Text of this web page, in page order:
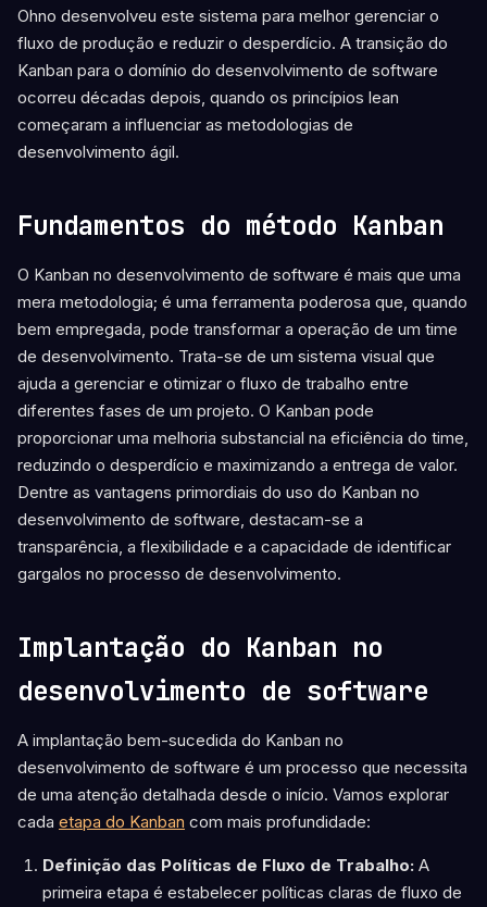
Ohno desenvolveu este sistema para melhor gerenciar o
fluxo de produção e reduzir o desperdício. A transição do
Kanban para o domínio do desenvolvimento de software
ocorreu décadas depois, quando os princípios lean
começaram a influenciar as metodologias de
desenvolvimento ágil.
Fundamentos do método Kanban
O Kanban no desenvolvimento de software é mais que uma
mera metodologia; é uma ferramenta poderosa que, quando
bem empregada, pode transformar a operação de um time
de desenvolvimento. Trata-se de um sistema visual que
ajuda a gerenciar e otimizar o fluxo de trabalho entre
diferentes fases de um projeto. O Kanban pode
proporcionar uma melhoria substancial na eficiência do time,
reduzindo o desperdício e maximizando a entrega de valor.
Dentre as vantagens primordiais do uso do Kanban no
desenvolvimento de software, destacam-se a
transparência, a flexibilidade e a capacidade de identificar
gargalos no processo de desenvolvimento.
Implantação do Kanban no
desenvolvimento de software
A implantação bem-sucedida do Kanban no
desenvolvimento de software é um processo que necessita
de uma atenção detalhada desde o início. Vamos explorar
cada etapa do Kanban com mais profundidade:
Definição das Políticas de Fluxo de Trabalho:A
primeira etapa é estabelecer políticas claras de fluxo de